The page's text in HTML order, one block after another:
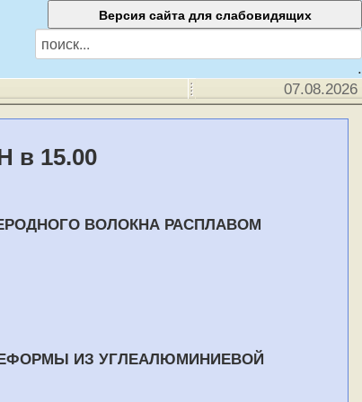
.
07.08.2026
в 15.00
ВОЛОКНА РАСПЛАВОМ
ИЗ УГЛЕАЛЮМИНИЕВОЙ